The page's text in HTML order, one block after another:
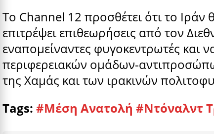
Το Channel 12 προσθέτει ότι το
επιτρέψει επιθεωρήσεις από τον
εναπομείναντες φυγοκεντρωτές και
περιφερειακών ομάδων-
της Χαμάς και των ιρακινών
Tags: #Μέση Ανατολή #Ντόναλντ